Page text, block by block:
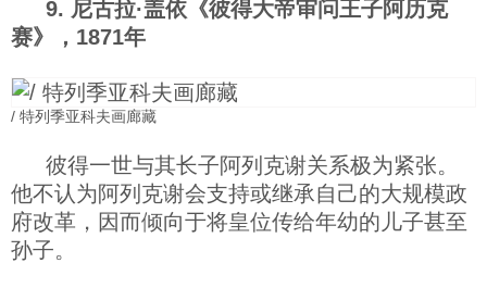
9. 尼古拉·盖依《彼得大帝审问王子阿历克
赛》，1871年
/ 特列季亚科夫画廊藏
彼得一世与其长子阿列克谢关系极为紧张。
他不认为阿列克谢会支持或继承自己的大规模政
府改革，因而倾向于将皇位传给年幼的儿子甚至
孙子。